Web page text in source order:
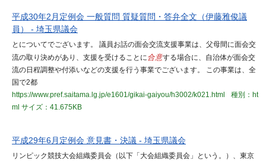
平成30年2月定例会 一般質問 質疑質問・答弁全文（伊藤雅俊議
員） - 埼玉県議会
とについてでございます。 議員お話の面会交流支援事業は、父母間に面会交
流の取り決めがあり、支援を受けることに合意する場合に、自治体が面会交
流の日程調整や付添いなどの支援を行う事業でございます。 この事業は、全
国で2都
https://www.pref.saitama.lg.jp/e1601/gikai-gaiyou/h3002/k021.html
種別：ht
ml サイズ：41.675KB
平成29年6月定例会 意見書・決議 - 埼玉県議会
リンピック競技大会組織委員会（以下「大会組織委員会」という。）、東京